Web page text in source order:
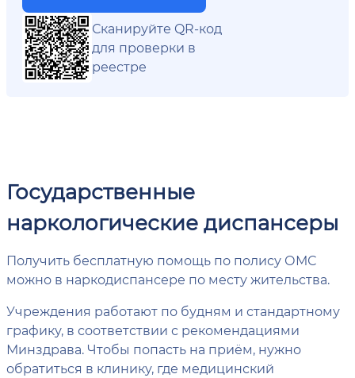
Сканируйте QR-код
для проверки в
реестре
Государственные
наркологические диспансеры
Получить бесплатную помощь по полису ОМС
можно в наркодиспансере по месту жительства.
Учреждения работают по будням и стандартному
графику, в соответствии с рекомендациями
Минздрава. Чтобы попасть на приём, нужно
обратиться в клинику, где медицинский